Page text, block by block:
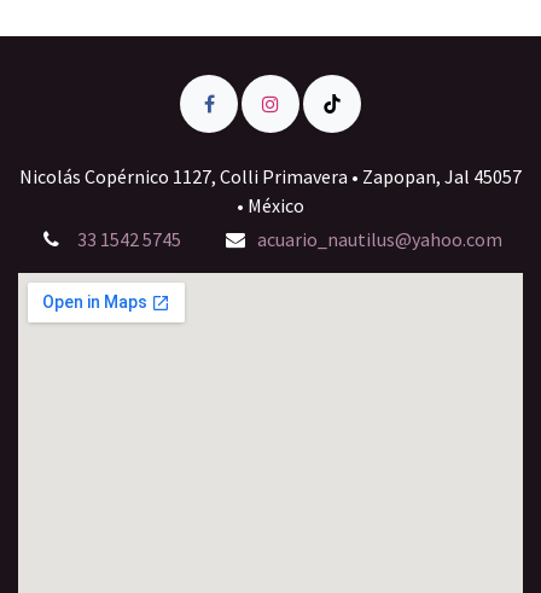
Nicolás Copérnico 1127, Colli Primavera • Zapopan, Jal 45057
• México
33 1542 5745
acuario_nautilus@yahoo.com